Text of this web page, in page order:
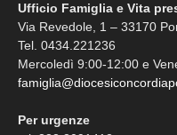
Ufficio Famiglia e Vita
Via Revedole, 1 – 33170
Tel. 0434.221236
Mercoledì 9:00-12:00 e
Per urgenze